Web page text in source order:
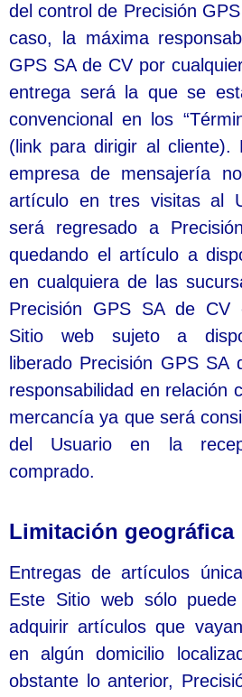
del control de Precisión
caso, la máxima
GPS SA de CV por
entrega será la que se
convencional en los
(link para dirigir al
empresa de mensajería
artículo en tres visitas al
será regresado a
quedando el artículo a
en cualquiera de las
Precisión GPS SA de CV
Sitio web sujeto a
liberado Precisión GPS SA
responsabilidad en relación
mercancía ya que será
del Usuario en la
comprado.
Limitación geográfica
Entregas de artículos
Este Sitio web sólo
adquirir artículos que
en algún domicilio
obstante lo anterior,